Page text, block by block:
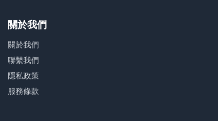
關於我們
關於我們
聯繫我們
隱私政策
服務條款